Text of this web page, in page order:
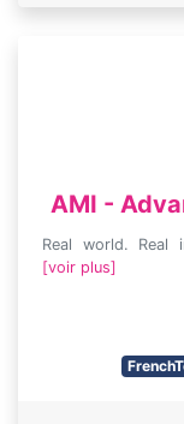
AMI -
Real world. Real
[voir plus]